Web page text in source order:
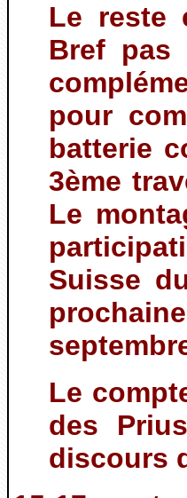
Le reste
Bref pas
pour
batterie
3ème
Le
Suisse
Le
des
discours